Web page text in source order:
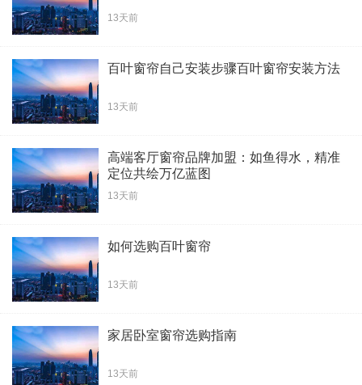
13天前
百叶窗帘自己安装步骤百叶窗帘安装方法
13天前
高端客厅窗帘品牌加盟：如鱼得水，精准
定位共绘万亿蓝图
13天前
如何选购百叶窗帘
13天前
家居卧室窗帘选购指南
13天前